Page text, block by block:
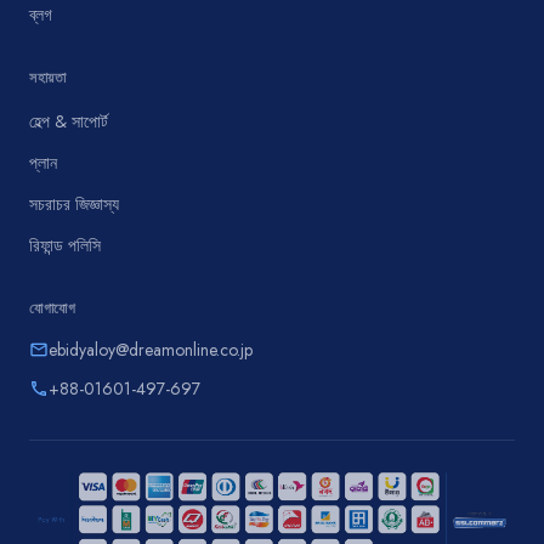
ব্লগ
সহায়তা
হেল্প & সাপোর্ট
প্লান
সচরাচর জিজ্ঞাস্য
রিফান্ড পলিসি
যোগাযোগ
emailebidyaloy@dreamonline.co.jp
phone+88-01601-497-697